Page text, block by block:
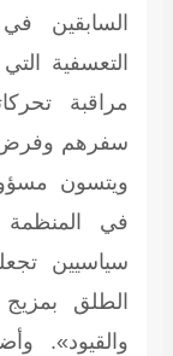
السابقين
التعسفية
مراقبة
سفرهم وفرض
ويتسون
في
سياسيين
الطلق
والقيود».